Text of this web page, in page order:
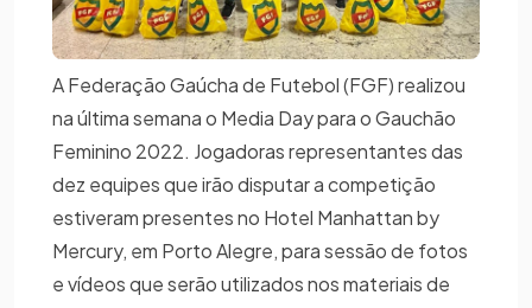
A Federação Gaúcha de Futebol (FGF) realizou
na última semana o Media Day para o Gauchão
Feminino 2022. Jogadoras representantes das
dez equipes que irão disputar a competição
estiveram presentes no Hotel Manhattan by
Mercury, em Porto Alegre, para sessão de fotos
e vídeos que serão utilizados nos materiais de